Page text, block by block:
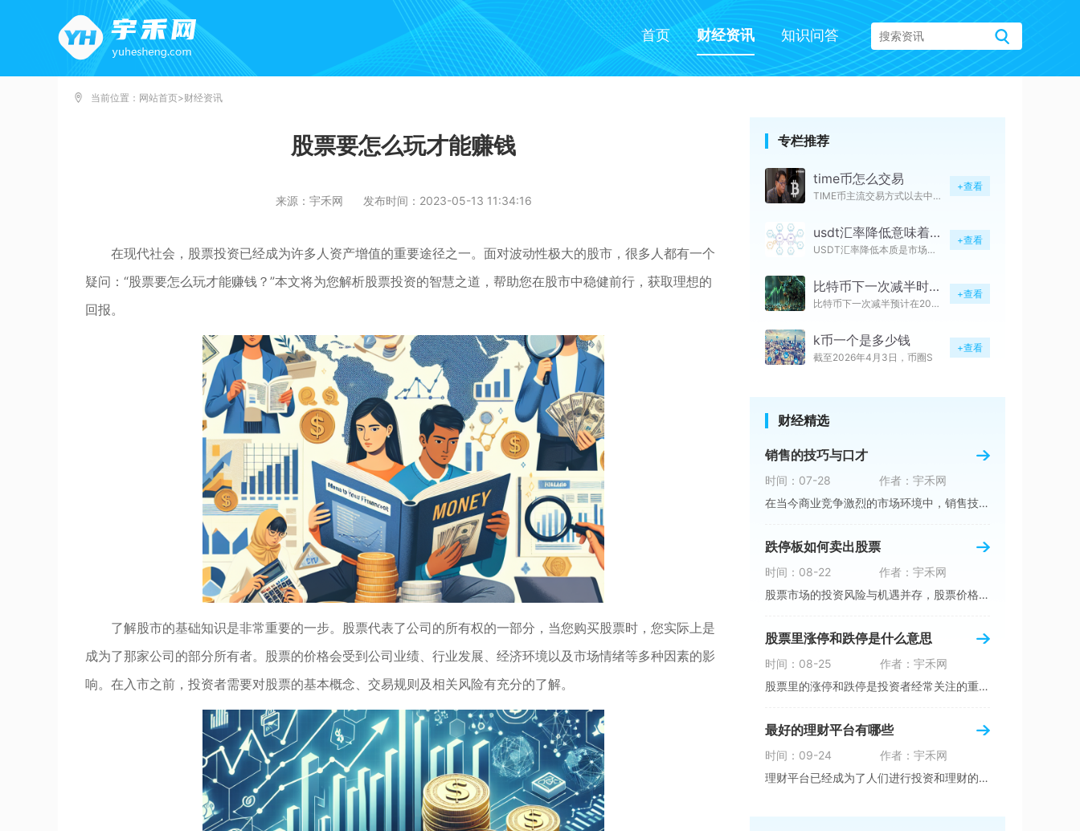
首页 财经资讯 知识问答
当前位置： 网站首页>财经资讯
股票要怎么玩才能赚钱
来源：宇禾网 发布时间：2023-05-13 11:34:16
在现代社会，股票投资已经成为许多人资产增值的重要途径之一。面对波动性极大的股市，很多人都有一个
疑问：“股票要怎么玩才能赚钱？”本文将为您解析股票投资的智慧之道，帮助您在股市中稳健前行，获取理想的
回报。
了解股市的基础知识是非常重要的一步。股票代表了公司的所有权的一部分，当您购买股票时，您实际上是
成为了那家公司的部分所有者。股票的价格会受到公司业绩、行业发展、经济环境以及市场情绪等多种因素的影
响。在入市之前，投资者需要对股票的基本概念、交易规则及相关风险有充分的了解。
专栏推荐
time币怎么交易
TIME币主流交易方式以去中心
+查看
usdt汇率降低意味着什么
USDT汇率降低本质是市场供需
+查看
比特币下一次减半时间是多久
比特币下一次减半预计在2028
+查看
k币一个是多少钱
截至2026年4月3日，币圈S
+查看
财经精选
销售的技巧与口才
时间：07-28
作者：宇禾网
在当今商业竞争激烈的市场环境中，销售技巧与口
跌停板如何卖出股票
时间：08-22
作者：宇禾网
股票市场的投资风险与机遇并存，股票价格的涨跌
股票里涨停和跌停是什么意思
时间：08-25
作者：宇禾网
股票里的涨停和跌停是投资者经常关注的重要指标
最好的理财平台有哪些
时间：09-24
作者：宇禾网
理财平台已经成为了人们进行投资和理财的重要渠